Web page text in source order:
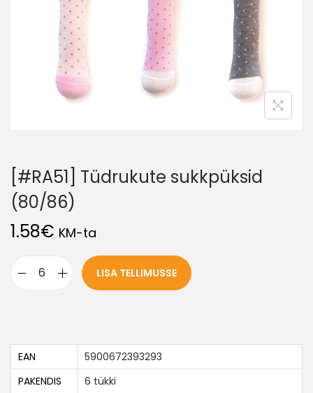
[#RA51] Tüdrukute sukkpüksid
(80/86)
1.58€ KM-ta
LISA TELLIMUSSE
EAN
5900672393293
PAKENDIS
6 tükki